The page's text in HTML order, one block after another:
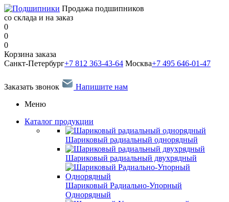
Продажа подшипников
со склада и на заказ
0
0
0
Корзина заказа
Санкт-Петербург+7 812 363-43-64 Москва+7 495 646-01-47
Заказать звонок
Напишите нам
Меню
Каталог продукции
Шариковый радиальный однорядный
Шариковый радиальный двухрядный
Шариковый Радиально-Упорный
Однорядный